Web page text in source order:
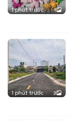
1 phút trước 1
1 phút trước 3